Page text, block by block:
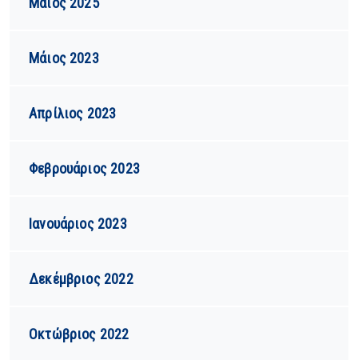
Μάιος 2023
Απρίλιος 2023
Φεβρουάριος 2023
Ιανουάριος 2023
Δεκέμβριος 2022
Οκτώβριος 2022